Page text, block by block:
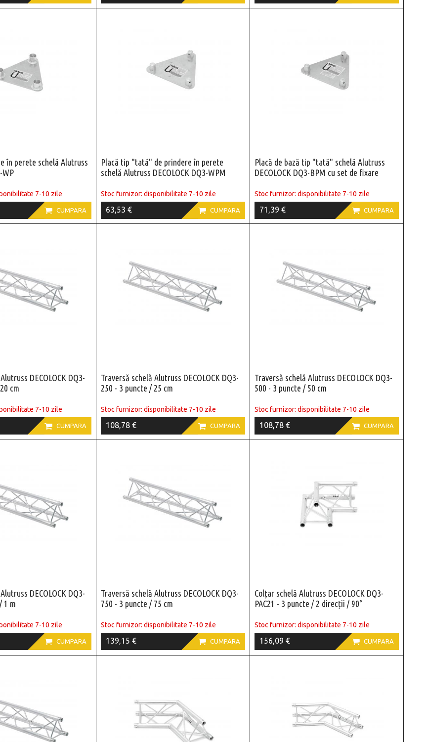
în perete schelă Alutruss
WP
7-10 zile
 CUMPARA
Placă tip "tată" de prindere în perete
schelă Alutruss DECOLOCK DQ3-WPM
Stoc furnizor: disponibilitate 7-10 zile
 CUMPARA
63,53 €
Placă de bază tip "tată" schelă Alutruss
DECOLOCK DQ3-BPM cu set de fixare
Stoc furnizor: disponibilitate 7-10 zile
 CUMPARA
71,39 €
DECOLOCK DQ3-
cm
7-10 zile
 CUMPARA
Traversă schelă Alutruss DECOLOCK DQ3-
250 - 3 puncte / 25 cm
Stoc furnizor: disponibilitate 7-10 zile
 CUMPARA
108,78 €
Traversă schelă Alutruss DECOLOCK DQ3-
500 - 3 puncte / 50 cm
Stoc furnizor: disponibilitate 7-10 zile
 CUMPARA
108,78 €
DECOLOCK DQ3-
1 m
7-10 zile
 CUMPARA
Traversă schelă Alutruss DECOLOCK DQ3-
750 - 3 puncte / 75 cm
Stoc furnizor: disponibilitate 7-10 zile
 CUMPARA
139,15 €
Colțar schelă Alutruss DECOLOCK DQ3-
PAC21 - 3 puncte / 2 direcții / 90°
Stoc furnizor: disponibilitate 7-10 zile
 CUMPARA
156,09 €